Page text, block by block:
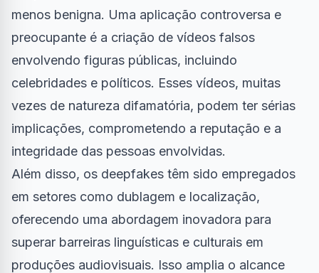
menos benigna. Uma aplicação controversa e
preocupante é a criação de vídeos falsos
envolvendo figuras públicas, incluindo
celebridades e políticos. Esses vídeos, muitas
vezes de natureza difamatória, podem ter sérias
implicações, comprometendo a reputação e a
integridade das pessoas envolvidas.
Além disso, os deepfakes têm sido empregados
em setores como dublagem e localização,
oferecendo uma abordagem inovadora para
superar barreiras linguísticas e culturais em
produções audiovisuais. Isso amplia o alcance